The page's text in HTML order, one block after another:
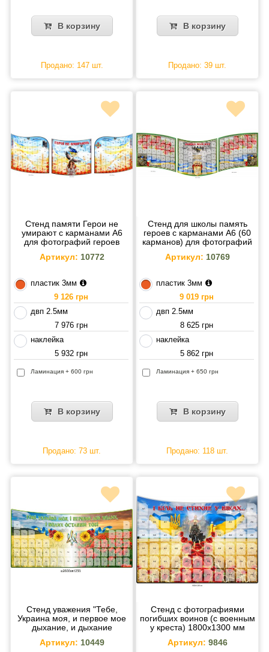
В корзину
Продано: 147 шт.
В корзину
Продано: 39 шт.
Стенд памяти Герои не
умирают с карманами A6
для фотографий героев
Артикул: 10772
пластик 3мм
9 126 грн
двп 2.5мм
7 976 грн
наклейка
5 932 грн
Ламинация + 600 грн
В корзину
Продано: 73 шт.
Стенд для школы память
героев с карманами A6 (60
карманов) для фотографий
Артикул: 10769
пластик 3мм
9 019 грн
двп 2.5мм
8 625 грн
наклейка
5 862 грн
Ламинация + 650 грн
В корзину
Продано: 118 шт.
Стенд уважения "Тебе,
Украина моя, и первое мое
дыхание, и дыхание
Артикул: 10449
Стенд с фотографиями
погибших воинов (с военным
у креста) 1800х1300 мм
Артикул: 9846